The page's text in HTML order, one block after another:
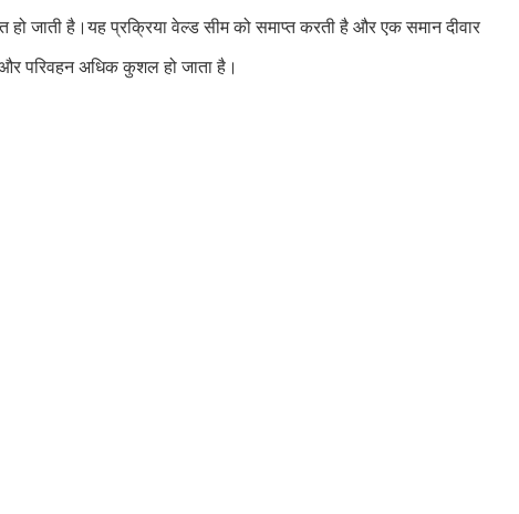
जाती है।यह प्रक्रिया वेल्ड सीम को समाप्त करती है और एक समान दीवार
परिवहन अधिक कुशल हो जाता है।